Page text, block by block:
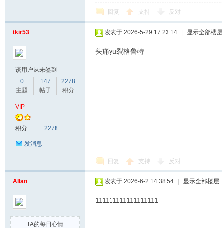
回复 支持 反对
tkir53
该用户从未签到
0
主题
147
帖子
2278
积分
VIP
积分 2278
发消息
发表于 2026-5-29 17:23:14 显示全部楼层
头痛yu裂格鲁特
回复 支持 反对
Allan
TA的每日心情
发表于 2026-6-2 14:38:54 显示全部楼层
111111111111111111